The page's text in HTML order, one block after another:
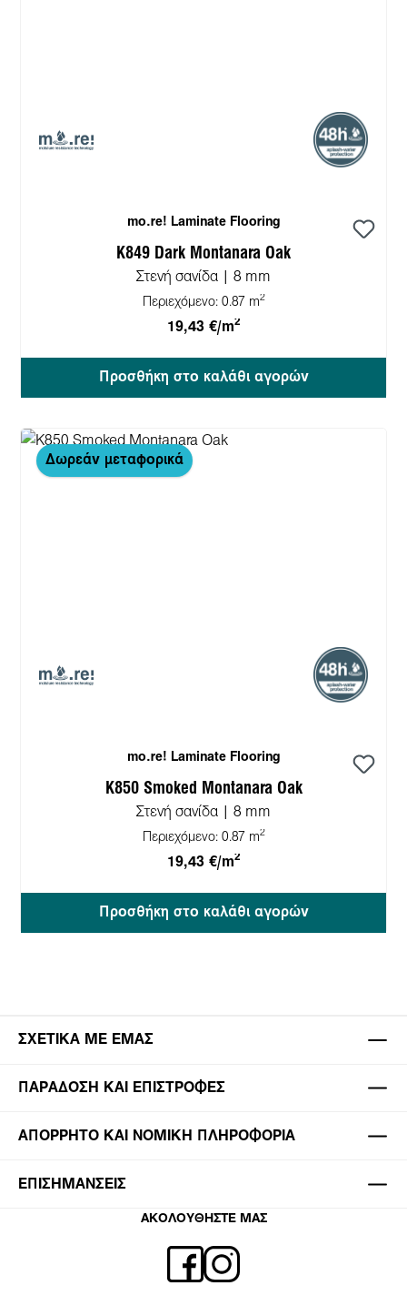
mo.re! Laminate Flooring
K849 Dark Montanara Oak
Στενή σανίδα | 8 mm
Περιεχόμενο: 0.87 m2
19,43 €/m2
Προσθήκη στο καλάθι αγορών
Δωρεάν μεταφορικά
mo.re! Laminate Flooring
K850 Smoked Montanara Oak
Στενή σανίδα | 8 mm
Περιεχόμενο: 0.87 m2
19,43 €/m2
Προσθήκη στο καλάθι αγορών
ΣΧΕΤΙΚΆ ΜΕ ΕΜΆΣ
ΠΑΡΆΔΟΣΗ ΚΑΙ ΕΠΙΣΤΡΟΦΈΣ
ΑΠΌΡΡΗΤΟ ΚΑΙ ΝΟΜΙΚΉ ΠΛΗΡΟΦΟΡΊΑ
ΕΠΙΣΗΜΆΝΣΕΙΣ
ΑΚΟΛΟΥΘΗΣΤΕ ΜΑΣ